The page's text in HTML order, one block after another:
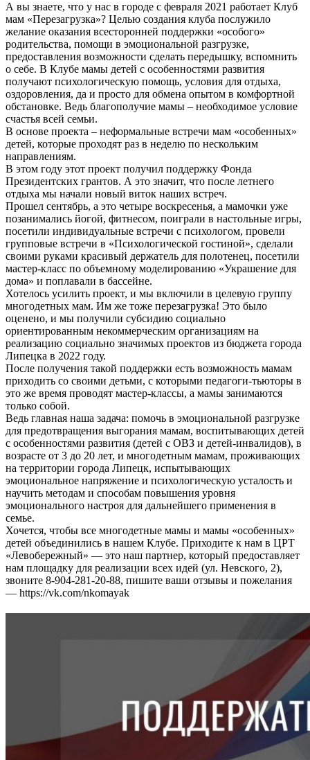
А вы знаете, что у нас в городе c февраля 2021 работает Клуб
мам «Перезагрузка»? Целью создания клуба послужило
желание оказания всесторонней поддержки «особого»
родительства, помощи в эмоциональной разгрузке,
предоставления возможности сделать передышку, вспомнить
о себе. В Клубе мамы детей с особенностями развития
получают психологическую помощь, условия для отдыха,
оздоровления, да и просто для обмена опытом в комфортной
обстановке. Ведь благополучие мамы – необходимое условие
счастья всей семьи.
В основе проекта – неформальные встречи мам «особенных»
детей, которые проходят раз в неделю по нескольким
направлениям.
В этом году этот проект получил поддержку Фонда
Президентских грантов. А это значит, что после летнего
отдыха мы начали новый виток наших встреч.
Прошел сентябрь, а это четыре воскресенья, а мамочки уже
позанимались йогой, фитнесом, поиграли в настольные игры,
посетили индивидуальные встречи с психологом, провели
групповые встречи в «Психологической гостиной», сделали
своими руками красивый держатель для полотенец, посетили
мастер-класс по объемному моделированию «Украшение для
дома» и поплавали в бассейне.
Хотелось усилить проект, и мы включили в целевую группу
многодетных мам. Им же тоже перезагрузка! Это было
оценено, и мы получили субсидию социально
ориентированным некоммерческим организациям на
реализацию социально значимых проектов из бюджета города
Липецка в 2022 году.
После получения такой поддержки есть возможность мамам
приходить со своими детьми, с которыми педагоги-тьюторы в
это же время проводят мастер-классы, а мамы занимаются
только собой.
Ведь главная наша задача: помочь в эмоциональной разгрузке
для предотвращения выгорания мамам, воспитывающих детей
с особенностями развития (детей с ОВЗ и детей-инвалидов), в
возрасте от 3 до 20 лет, и многодетным мамам, проживающих
на территории города Липецк, испытывающих
эмоциональное напряжение и психологическую усталость и
научить методам и способам повышения уровня
эмоционального настроя для дальнейшего применения в
семье.
Хочется, чтобы все многодетные мамы и мамы «особенных»
детей объединились в нашем Клубе. Приходите к нам в ЦРТ
«Левобережный» — это наш партнер, который предоставляет
нам площадку для реализации всех идей (ул. Невского, 2),
звоните 8-904-281-20-88, пишите ваши отзывы и пожелания
— https://vk.com/nkomayak